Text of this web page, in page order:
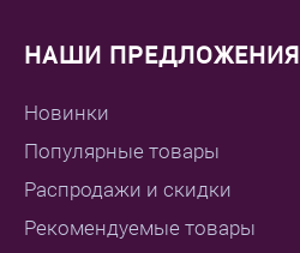
НАШИ ПРЕДЛОЖЕНИЯ
Новинки
Популярные товары
Распродажи и скидки
Рекомендуемые товары